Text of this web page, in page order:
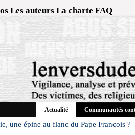
Les auteurs La charte FAQ
Actualité Communautés
une épine au flanc du Pape François ?